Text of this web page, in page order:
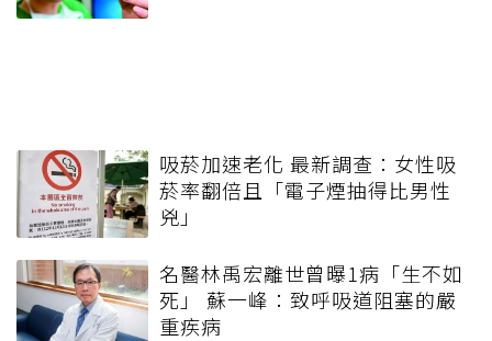
吸菸加速老化 最新調查：女性吸
菸率翻倍且「電子煙抽得比男性
兇」
名醫林禹宏離世曾曝1病「生不如
死」 蘇一峰：致呼吸道阻塞的嚴
重疾病